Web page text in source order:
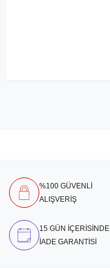
%100 GÜVENLİ
ALIŞVERİŞ
15 GÜN İÇERİSİNDE
İADE GARANTİSİ